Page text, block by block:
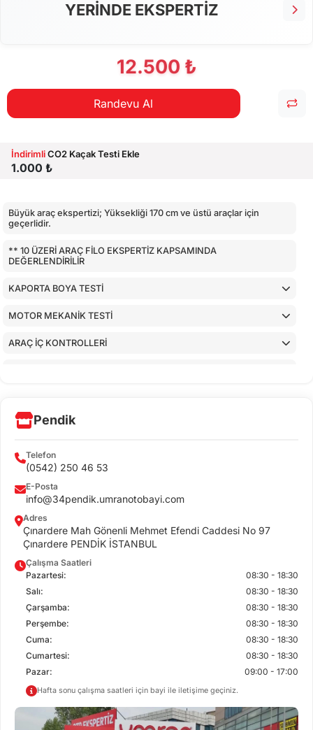
YERİNDE EKSPERTİZ
12.500 ₺
Randevu Al
İndirimliCO2 Kaçak Testi Ekle
1.000 ₺
Büyük araç ekspertizi; Yüksekliği 170 cm ve üstü araçlar için
geçerlidir.
** 10 ÜZERİ ARAÇ FİLO EKSPERTİZ KAPSAMINDA
DEĞERLENDİRİLİR
KAPORTA BOYA TESTİ
MOTOR MEKANİK TESTİ
ARAÇ İÇ KONTROLLERİ
Pendik
Telefon
(0542) 250 46 53
E-Posta
info@34pendik.umranotobayi.com
Adres
Çınardere Mah Gönenli Mehmet Efendi Caddesi No 97
Çınardere PENDİK İSTANBUL
Çalışma Saatleri
Pazartesi:
08:30 - 18:30
Salı:
08:30 - 18:30
Çarşamba:
08:30 - 18:30
Perşembe:
08:30 - 18:30
Cuma:
08:30 - 18:30
Cumartesi:
08:30 - 18:30
Pazar:
09:00 - 17:00
Hafta sonu çalışma saatleri için bayi ile iletişime geçiniz.